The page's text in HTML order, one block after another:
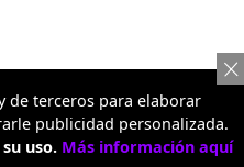
DE SALUD
de terceros para elaborar
publicidad personalizada.
uso. Más información aquí